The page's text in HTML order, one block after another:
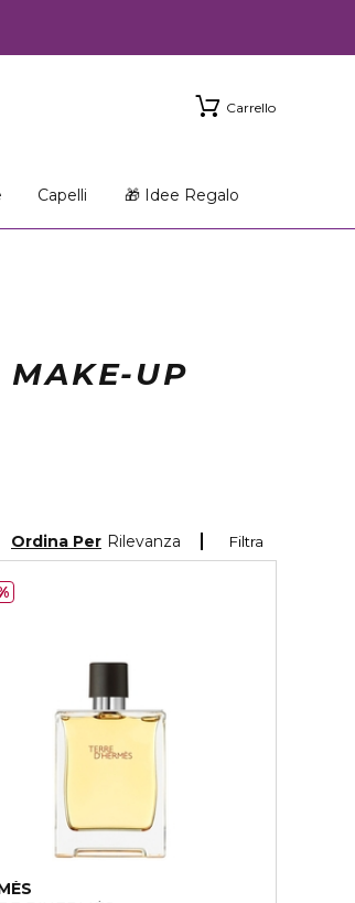
Carrello
Capelli 🎁 Idee Regalo
MAKE-UP
Filtra
Ordina Per Rilevanza